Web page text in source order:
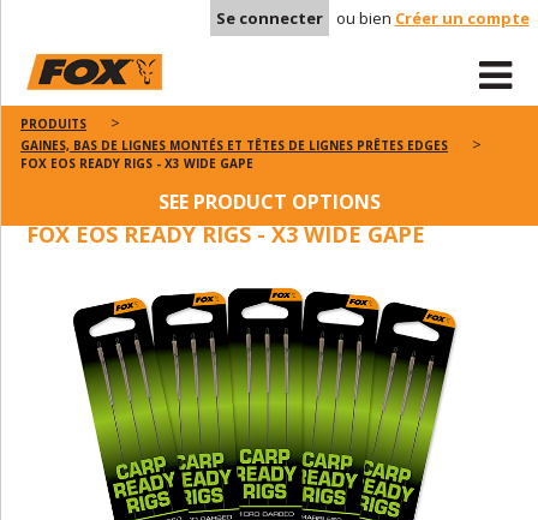
Se connecter ou bien Créer un compte
PRODUITS
GAINES, BAS DE LIGNES MONTÉS ET TÊTES DE LIGNES PRÊTES EDGES
FOX EOS READY RIGS - X3 WIDE GAPE
SEE PRODUCT OPTIONS
FOX EOS READY RIGS - X3 WIDE GAPE